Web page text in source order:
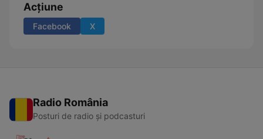
Acțiune
Facebook X
Radio România
Posturi de radio și podcasturi